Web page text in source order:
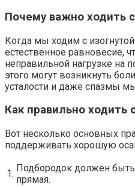
Почему важно ходить
Когда мы ходим с
естественное равновесие,
неправильной нагрузке на
этого могут возникнуть
усталости и даже спазмы
Как правильно ходить
Вот несколько основных
поддерживать хорошую
1. Подбородок должен
прямая.